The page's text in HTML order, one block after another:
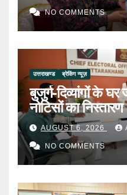
NO COMMENTS
उत्तराखण्ड ब्रेकिंग न्यूज़
बुजुर्ग-दिव्यांगों के
नोटिसों का निस्तारण
AUGUST 6, 2026
NO COMMENTS